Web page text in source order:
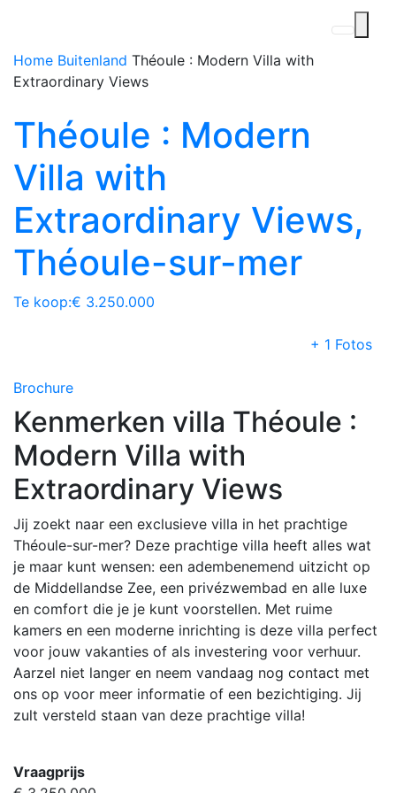
Home Buitenland Théoule : Modern Villa with
Extraordinary Views
Théoule : Modern
Villa with
Extraordinary Views,
Théoule-sur-mer
Te koop:€ 3.250.000
+ 1 Fotos
Brochure
Kenmerken villa Théoule :
Modern Villa with
Extraordinary Views
Jij zoekt naar een exclusieve villa in het prachtige
Théoule-sur-mer? Deze prachtige villa heeft alles wat
je maar kunt wensen: een adembenemend uitzicht op
de Middellandse Zee, een privézwembad en alle luxe
en comfort die je je kunt voorstellen. Met ruime
kamers en een moderne inrichting is deze villa perfect
voor jouw vakanties of als investering voor verhuur.
Aarzel niet langer en neem vandaag nog contact met
ons op voor meer informatie of een bezichtiging. Jij
zult versteld staan van deze prachtige villa!
Vraagprijs